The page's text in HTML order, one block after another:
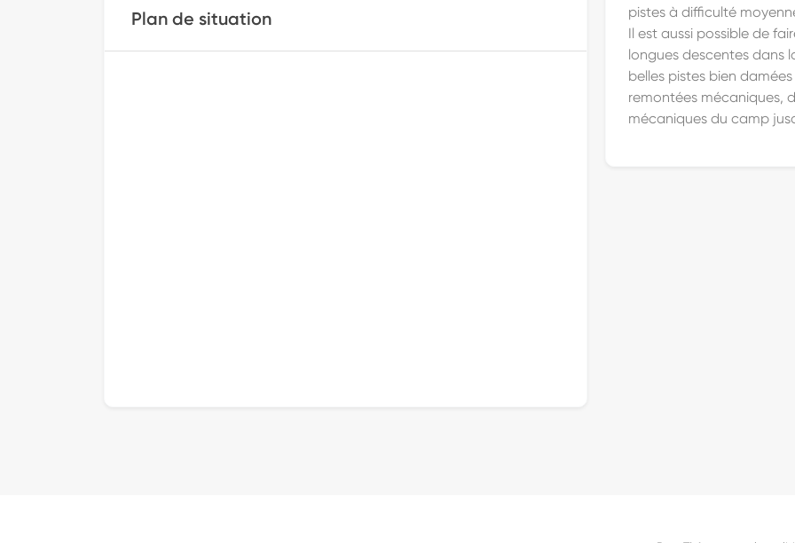
Plan de situation
pistes à difficulté
Il est aussi possible de
longues descentes dans
belles pistes bien
remontées mécaniques,
mécaniques du camp